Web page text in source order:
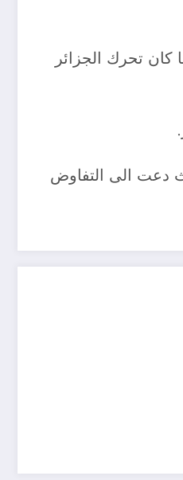
و يتعلق الأمر بالنزاع الحدودي بين إريتريا وإثيوبيا (1998-2000). هنا أيضا كان تحرك الجزائر
دعت الى التفاوض